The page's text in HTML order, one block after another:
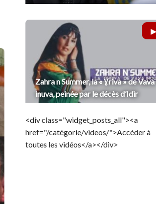
Zahra n Summer, la « Ɣriva » de Vava
inuva, peinée par le décès d’Idir
<div class="widget_posts_all"><a
href="/catégorie/videos/">Accéder à
toutes les vidéos</a></div>